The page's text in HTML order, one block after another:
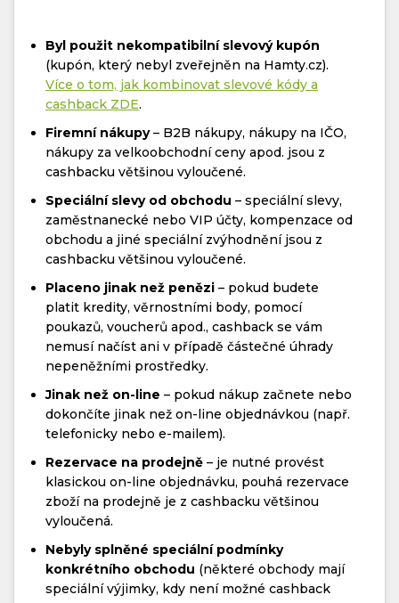
Byl použit nekompatibilní slevový kupón
(kupón, který nebyl zveřejněn na Hamty.cz).
Více o tom, jak kombinovat slevové kódy a
cashback ZDE.
Firemní nákupy– B2B nákupy, nákupy na IČO,
nákupy za velkoobchodní ceny apod. jsou z
cashbacku většinou vyloučené.
Speciální slevy od obchodu – speciální slevy,
zaměstnanecké nebo VIP účty, kompenzace od
obchodu a jiné speciální zvýhodnění jsou z
cashbacku většinou vyloučené.
Placeno jinak než penězi – pokud budete
platit kredity, věrnostními body, pomocí
poukazů, voucherů apod., cashback se vám
nemusí načíst ani v případě částečné úhrady
nepeněžními prostředky.
Jinak než on-line – pokud nákup začnete nebo
dokončíte jinak než on-line objednávkou (např.
telefonicky nebo e-mailem).
Rezervace na prodejně – je nutné provést
klasickou on-line objednávku, pouhá rezervace
zboží na prodejně je z cashbacku většinou
vyloučená.
Nebyly splněné speciální podmínky
konkrétního obchodu (některé obchody mají
speciální výjimky, kdy není možné cashback